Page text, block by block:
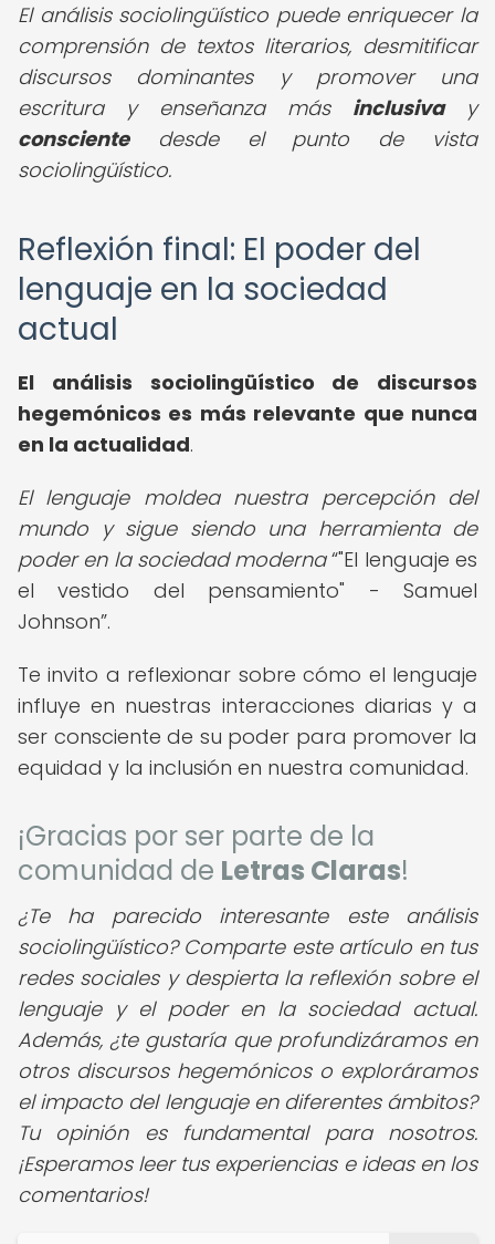
El análisis sociolingüístico puede enriquecer la
comprensión de textos literarios, desmitificar
discursos dominantes y promover una
escritura y enseñanza más inclusivay
conscientedesde el punto de vista
sociolingüístico.
Reflexión final: El poder del
lenguaje en la sociedad
actual
El análisis sociolingüístico de discursos
hegemónicos es más relevante que nunca
en la actualidad.
El lenguaje moldea nuestra percepción del
mundo y sigue siendo una herramienta de
poder en la sociedad moderna "El lenguaje es
el vestido del pensamiento" - Samuel
Johnson .
Te invito a reflexionar sobre cómo el lenguaje
influye en nuestras interacciones diarias y a
ser consciente de su poder para promover la
equidad y la inclusión en nuestra comunidad.
¡Gracias por ser parte de la
comunidad de Letras Claras!
¿Te ha parecido interesante este análisis
sociolingüístico? Comparte este artículo en tus
redes sociales y despierta la reflexión sobre el
lenguaje y el poder en la sociedad actual.
Además, ¿te gustaría que profundizáramos en
otros discursos hegemónicos o exploráramos
el impacto del lenguaje en diferentes ámbitos?
Tu opinión es fundamental para nosotros.
¡Esperamos leer tus experiencias e ideas en los
comentarios!